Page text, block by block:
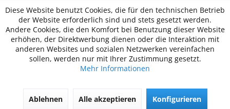
Diese Website benutzt Cookies, die für den technischen Betrieb
der Website erforderlich sind und stets gesetzt werden.
Andere Cookies, die den Komfort bei Benutzung dieser Website
erhöhen, der Direktwerbung dienen oder die Interaktion mit
anderen Websites und sozialen Netzwerken vereinfachen
sollen, werden nur mit Ihrer Zustimmung gesetzt.
Mehr Informationen
Ablehnen Alle akzeptieren Konfigurieren